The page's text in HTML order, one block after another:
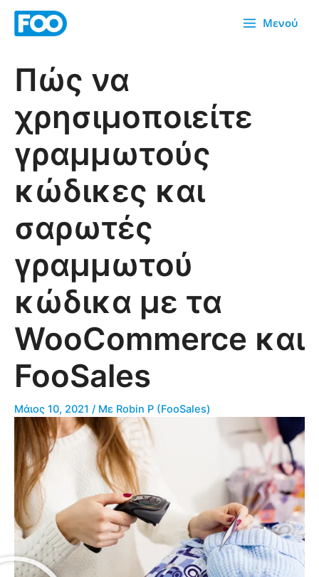
Μετάβαση
Μενού
Πώς να
χρησιμοποιείτε
γραμμωτούς
κώδικες και
σαρωτές
γραμμωτού
κώδικα με τα
WooCommerce και
FooSales
Μάιος 10, 2021 / Με Robin P (FooSales)